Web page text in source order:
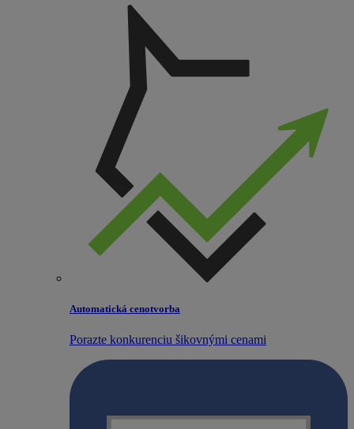
Automatická cenotvorba
Porazte konkurenciu šikovnými cenami